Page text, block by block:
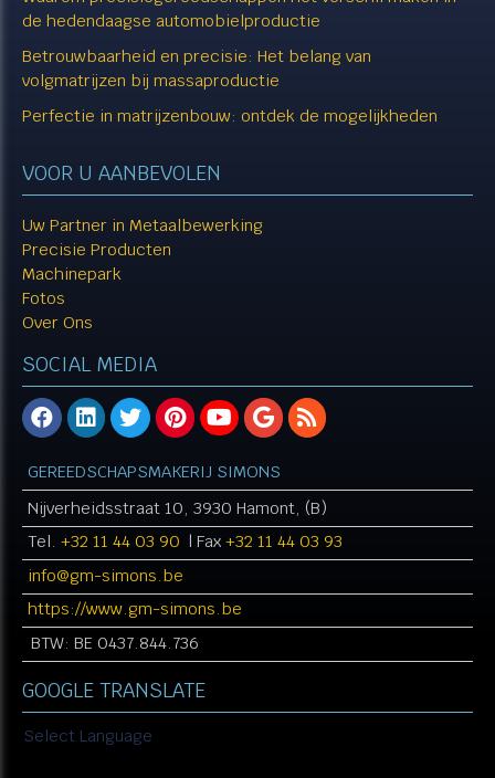
de hedendaagse automobielproductie
Betrouwbaarheid en precisie: Het belang van
volgmatrijzen bij massaproductie
Perfectie in matrijzenbouw: ontdek de mogelijkheden
VOOR U AANBEVOLEN
Uw Partner in Metaalbewerking
Precisie Producten
Machinepark
Fotos
Over Ons
SOCIAL MEDIA
GEREEDSCHAPSMAKERIJ SIMONS
Nijverheidsstraat 10, 3930 Hamont, (B)
Tel. +32 11 44 03 90 | Fax +32 11 44 03 93
info@gm-simons.be​​​​​​​
https://www.gm-simons.be
BTW: BE 0437.844.736
GOOGLE TRANSLATE
Select Language